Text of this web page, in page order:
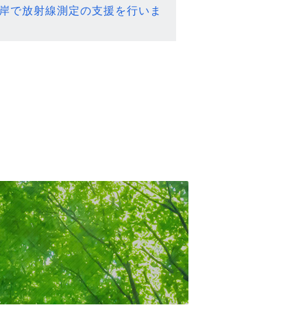
で放射線測定の支援を行いま